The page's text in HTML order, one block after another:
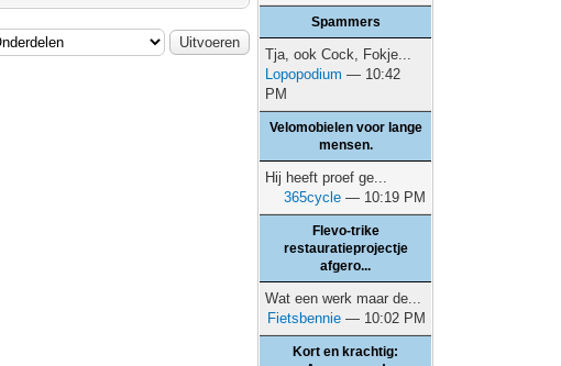
Spammers
Tja, ook Cock, Fokje...
Lopopodium — 10:42
PM
Velomobielen voor lange
mensen.
Hij heeft proef ge...
365cycle — 10:19 PM
Flevo-trike
restauratieprojectje
afgero...
Wat een werk maar de...
Fietsbennie — 10:02 PM
Kort en krachtig: